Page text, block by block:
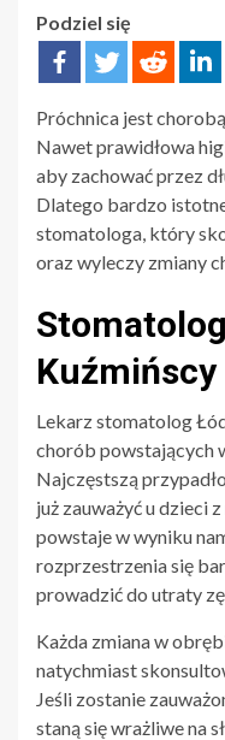
Podziel się
Próchnica jest
Nawet prawidłowa
aby zachować przez
Dlatego bardzo
stomatologa, który
oraz wyleczy zmiany
Kuźmińscy
Lekarz stomatolog
chorób powstających
Najczęstszą
już zauważyć u dzieci
powstaje w wyniku
rozprzestrzenia się
prowadzić do utraty
Każda zmiana w
natychmiast
Jeśli zostanie
staną się wrażliwe na